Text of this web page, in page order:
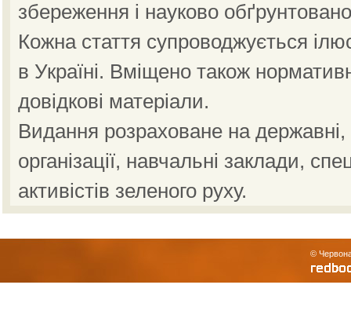
збереження і науково
Кожна стаття супроводжується
в Україні. Вміщено також
довідкові матеріали.
Видання розраховане на державні,
організації, навчальні заклади,
активістів зеленого руху.
©